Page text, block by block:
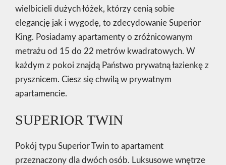
wielbicieli dużych łóżek, którzy cenią sobie
elegancję jak i wygodę, to zdecydowanie Superior
King. Posiadamy apartamenty o zróżnicowanym
metrażu od 15 do 22 metrów kwadratowych. W
każdym z pokoi znajdą Państwo prywatną łazienkę z
prysznicem. Ciesz się chwilą w prywatnym
apartamencie.
SUPERIOR TWIN
Pokój typu Superior Twin to apartament
przeznaczony dla dwóch osób. Luksusowe wnętrze